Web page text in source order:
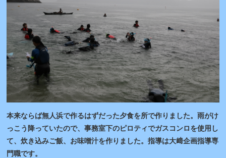
本来ならば無人浜で作るはずだった夕食を所で作りました。雨がけ
っこう降っていたので、事務室下のピロティでガスコンロを使用し
て、炊き込みご飯、お味噌汁を作りました。指導は大﨑企画指導専
門職です。